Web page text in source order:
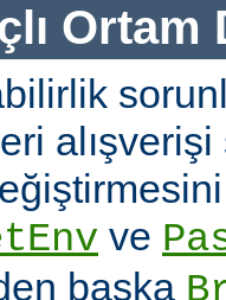
alışverişi
ve
başka